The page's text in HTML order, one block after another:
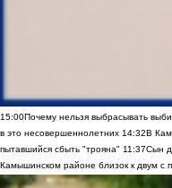
15:00Почему нельзя выбрасывать
в это несовершеннолетних 14:32В
пытавшийся сбыть "трояна" 11:37Сын
Камышинском районе близок к двум с